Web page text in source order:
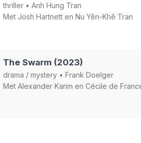
thriller • Anh Hung Tran
Met Josh Hartnett en Nu Yên-Khê Tran
The Swarm (2023)
drama / mystery • Frank Doelger
Met Alexander Karim en Cécile de